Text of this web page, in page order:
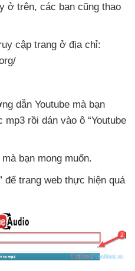
ở trên, các bạn cũng thao
cập trang ở địa chỉ:
dẫn Youtube mà bạn
rồi dán vào ô “Youtube
mà bạn mong muốn.
để trang web thực hiện quá